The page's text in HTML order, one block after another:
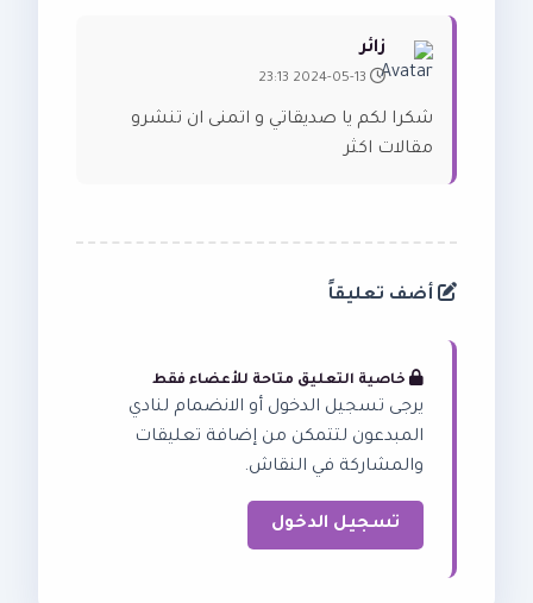
زائر
شكرا لكم يا صديقاتي و اتمنى ان تنشرو
مقالات اكثر
أضف تعليقاً
خاصية التعليق متاحة للأعضاء فقط
يرجى تسجيل الدخول أو الانضمام لنادي
المبدعون لتتمكن من إضافة تعليقات
والمشاركة في النقاش.
تسجيل الدخول